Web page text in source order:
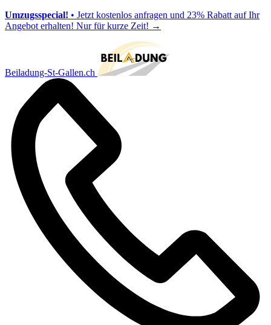
Umzugsspecial! • Jetzt kostenlos anfragen und 23% Rabatt auf Ihr
Angebot erhalten! Nur für kurze Zeit! →
Beiladung-St-Gallen.ch